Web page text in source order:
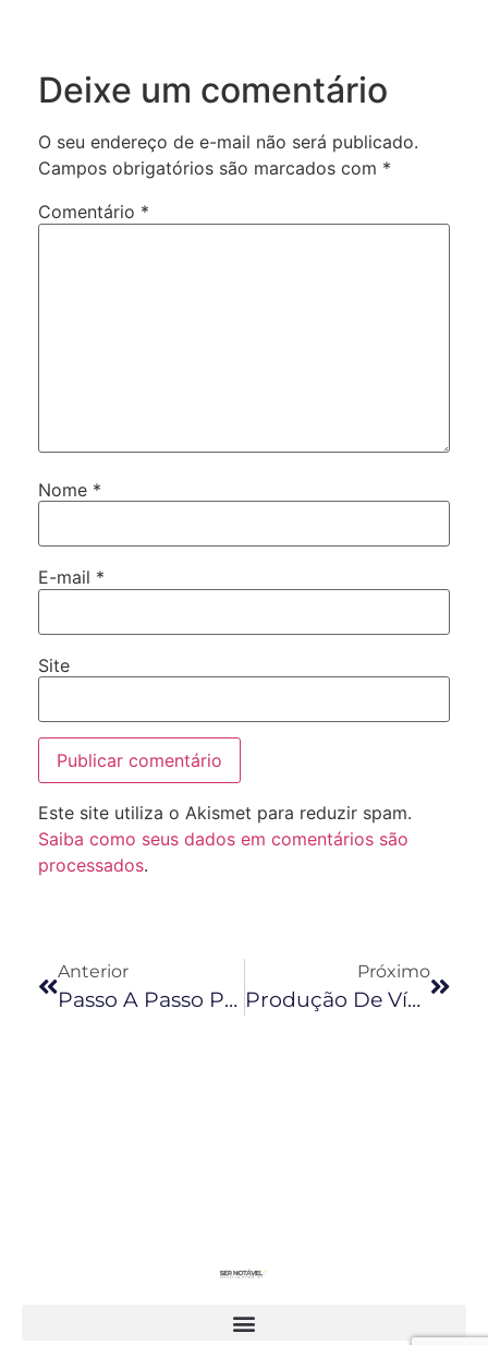
Deixe um comentário
O seu endereço de e-mail não será publicado.
Campos obrigatórios são marcados com *
Comentário *
Nome *
E-mail *
Site
Este site utiliza o Akismet para reduzir spam.
Saiba como seus dados em comentários são
processados.
Anterior
Passo A Passo Para Usar O Youtube Adsense
Próximo
Produção De Vídeo: Aprenda Com Quem Já Errou